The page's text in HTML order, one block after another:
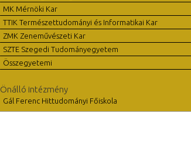
MK Mérnöki Kar
TTIK Természettudományi és Informatikai Kar
ZMK Zeneművészeti Kar
SZTE Szegedi Tudományegyetem
Összegyetemi
Önálló intézmény
Gál Ferenc Hittudományi Főiskola